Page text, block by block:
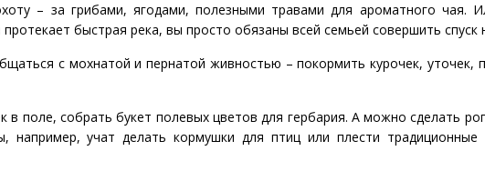
– за грибами, ягодами, полезными травами для ароматного чая.
быстрая река, вы просто обязаны всей семьей совершить
с мохнатой и пернатой живностью – покормить курочек, уточек,
поле, собрать букет полевых цветов для гербария. А можно сделать
например, учат делать кормушки для птиц или плести